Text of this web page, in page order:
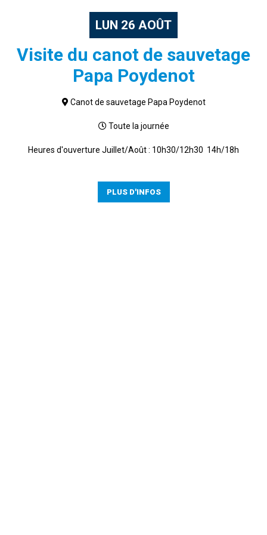
LUN 26 AOÛT
Visite du canot de sauvetage
Papa Poydenot
Canot de sauvetage Papa Poydenot
Toute la journée
Heures d'ouverture Juillet/Août : 10h30/12h30 14h/18h
PLUS D'INFOS